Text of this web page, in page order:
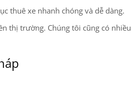
thuê xe nhanh chóng và dễ dàng.
thị trường. Chúng tôi cũng có